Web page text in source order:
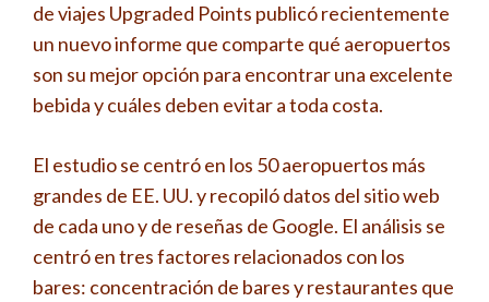
de viajes Upgraded Points publicó recientemente
un nuevo informe que comparte qué aeropuertos
son su mejor opción para encontrar una excelente
bebida y cuáles deben evitar a toda costa.
El estudio se centró en los 50 aeropuertos más
grandes de EE. UU. y recopiló datos del sitio web
de cada uno y de reseñas de Google. El análisis se
centró en tres factores relacionados con los
bares: concentración de bares y restaurantes que